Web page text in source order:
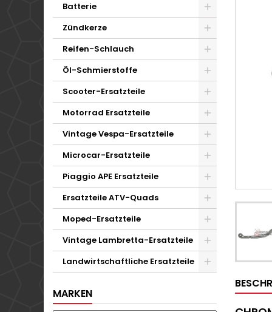
Batterie
Zündkerze
Reifen-Schlauch
Öl-Schmierstoffe
Scooter-Ersatzteile
Motorrad Ersatzteile
Vintage Vespa-Ersatzteile
Microcar-Ersatzteile
Piaggio APE Ersatzteile
Ersatzteile ATV-Quads
Moped-Ersatzteile
Vintage Lambretta-Ersatzteile
Landwirtschaftliche Ersatzteile
MARKEN